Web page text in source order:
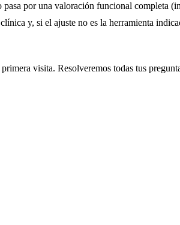
pasa por una valoración funcional completa
y, si el ajuste no es la herramienta
visita. Resolveremos todas tus